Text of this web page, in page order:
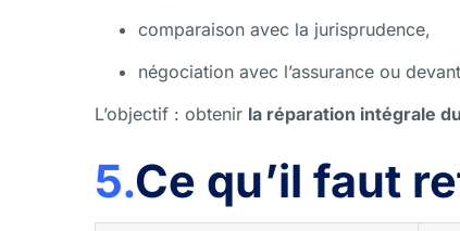
comparaison avec la jurisprudence,
négociation avec l’assurance ou
L’objectif : obtenir la réparation intégrale
5.Ce qu’il faut